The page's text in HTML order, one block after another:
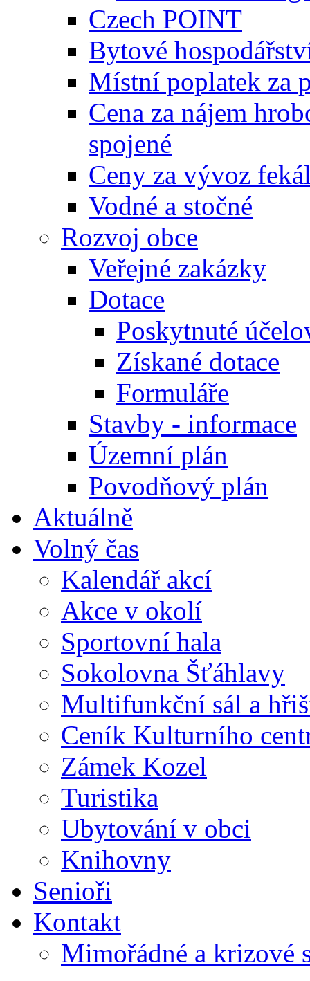
Czech POINT
Bytové
Místní poplatek za
Cena za nájem
spojené
Ceny za vývoz
Vodné a stočné
Rozvoj obce
Veřejné zakázky
Dotace
Poskytnuté
Získané dotace
Formuláře
Stavby - informace
Územní plán
Povodňový plán
Aktuálně
Volný čas
Kalendář akcí
Akce v okolí
Sportovní hala
Sokolovna Šťáhlavy
Multifunkční sál a
Ceník Kulturního
Zámek Kozel
Turistika
Ubytování v obci
Knihovny
Senioři
Kontakt
Mimořádné a krizové